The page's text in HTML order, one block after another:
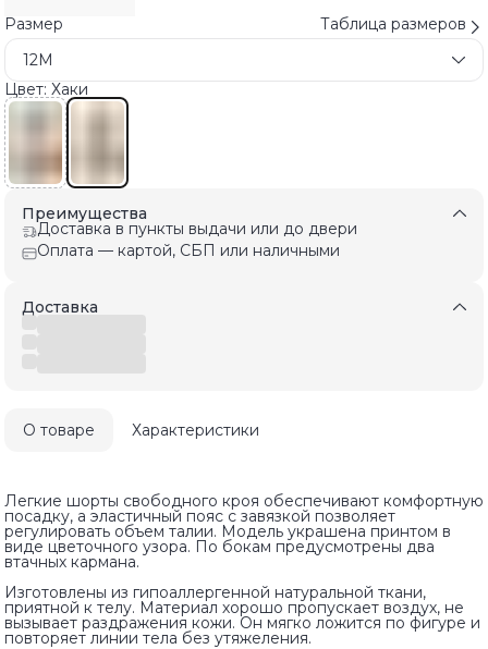
Размер
Таблица размеров
12M
Цвет: Хаки
Преимущества
Доставка в пункты выдачи или до двери
Оплата — картой, СБП или наличными
Доставка
О товаре Характеристики
Легкие шорты свободного кроя обеспечивают комфортную
посадку, а эластичный пояс с завязкой позволяет
регулировать объем талии. Модель украшена принтом в
виде цветочного узора. По бокам предусмотрены два
втачных кармана.
Изготовлены из гипоаллергенной натуральной ткани,
приятной к телу. Материал хорошо пропускает воздух, не
вызывает раздражения кожи. Он мягко ложится по фигуре и
повторяет линии тела без утяжеления.